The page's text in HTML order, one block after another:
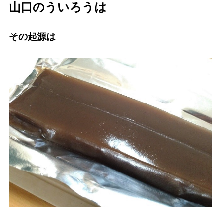
山口のういろうは
その起源は